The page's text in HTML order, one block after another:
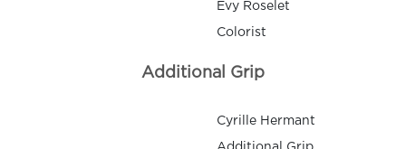
Evy Roselet
Colorist
Additional Grip
Cyrille Hermant